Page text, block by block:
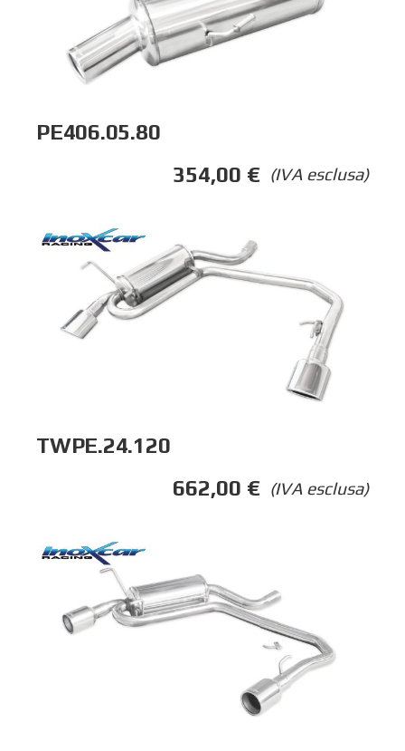
PE406.05.80
(IVA esclusa)
354,00 €
TWPE.24.120
(IVA esclusa)
662,00 €